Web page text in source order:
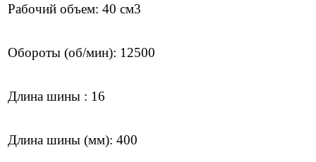
Рабочий объем: 40 см3
Обороты (об/мин): 12500
Длина шины : 16
Длина шины (мм): 400